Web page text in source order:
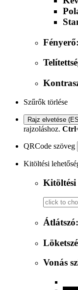
Fényerő:
Szűrők törlése
Rajz elvetése
rajzoláshoz.
QRCode szöveg
Kitöltési
Kitöltési
Átlátszó:
Vonás